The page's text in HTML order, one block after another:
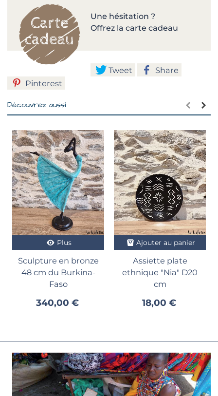
Une hésitation ?
Offrez la carte cadeau
Tweet
Share
Pinterest
Découvrez aussi
Plus
Sculpture en bronze
48 cm du Burkina-
Faso
340,00 €
Ajouter au panier
Assiette plate
ethnique "Nia" D20
cm
18,00 €